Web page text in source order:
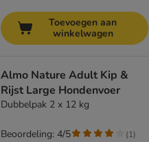
Toevoegen aan
winkelwagen
Almo Nature Adult Kip &
Rijst Large Hondenvoer
Dubbelpak 2 x 12 kg
Beoordeling: 4/5 (1)